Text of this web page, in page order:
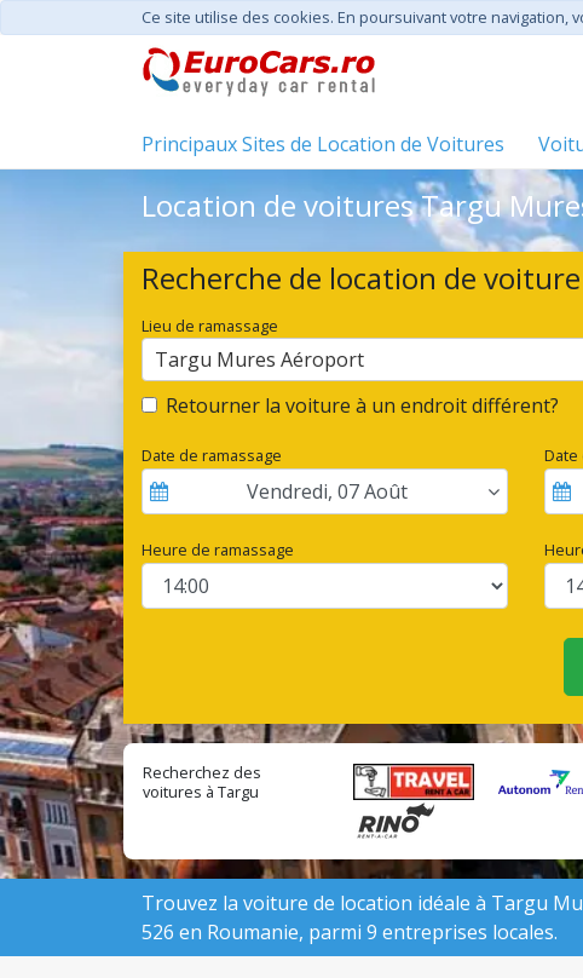
Ce site utilise des cookies. En poursuivant votre navigation,
Principaux Sites de Location de Voitures
Location de voitures Targu
Recherche de location de voiture
Lieu de ramassage
Targu Mures Aéroport
Retourner la voiture à un endroit différent?
Date de ramassage
Vendredi,07Août
Heure de ramassage
Recherchez des
voitures à Targu
locales:
Trouvez la voiture de location idéale à Targu
526 en Roumanie, parmi 9 entreprises locales.